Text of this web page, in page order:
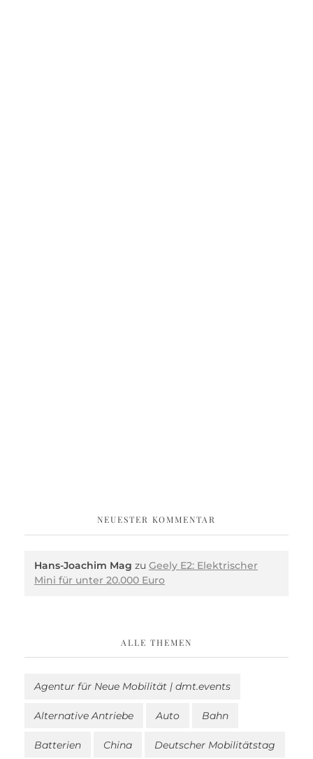
NEUESTER KOMMENTAR
Hans-Joachim Mag zu Geely E2: Elektrischer
Mini für unter 20.000 Euro
ALLE THEMEN
Agentur für Neue Mobilität | dmt.events
Alternative Antriebe Auto Bahn
Batterien China Deutscher Mobilitätstag